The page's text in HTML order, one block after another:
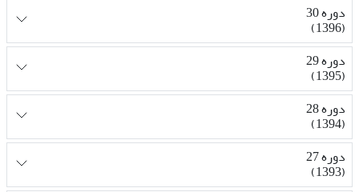
دوره 30
(1396)
دوره 29
(1395)
دوره 28
(1394)
دوره 27
(1393)